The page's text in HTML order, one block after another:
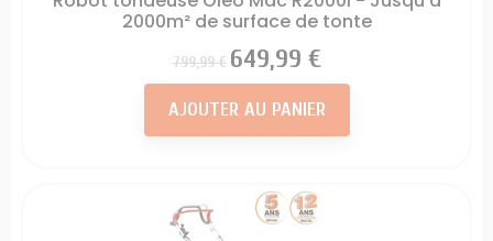
2000m² de surface de tonte
Prix
799,99 € Prix
649,99 €
AJOUTER AU PANIER